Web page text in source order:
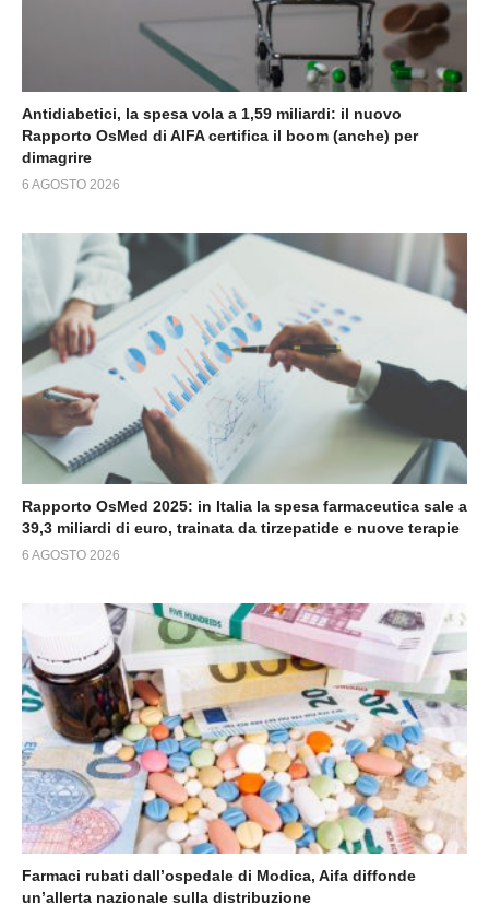
Antidiabetici, la spesa vola a 1,59 miliardi: il nuovo
Rapporto OsMed di AIFA certifica il boom (anche) per
dimagrire
6 AGOSTO 2026
Rapporto OsMed 2025: in Italia la spesa farmaceutica sale a
39,3 miliardi di euro, trainata da tirzepatide e nuove terapie
6 AGOSTO 2026
Farmaci rubati dall’ospedale di Modica, Aifa diffonde
un’allerta nazionale sulla distribuzione